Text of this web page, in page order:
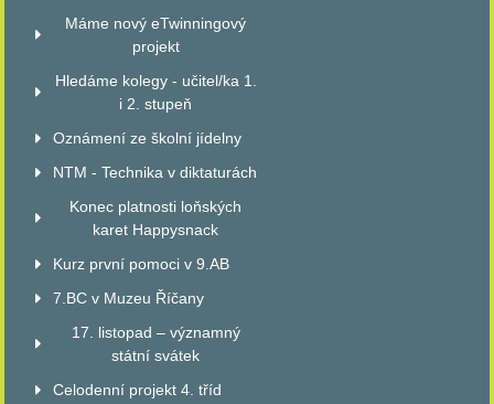
Máme nový eTwinningový
projekt
Hledáme kolegy - učitel/ka 1.
i 2. stupeň
Oznámení ze školní jídelny
NTM - Technika v diktaturách
Konec platnosti loňských
karet Happysnack
Kurz první pomoci v 9.AB
7.BC v Muzeu Říčany
17. listopad – významný
státní svátek
Celodenní projekt 4. tříd